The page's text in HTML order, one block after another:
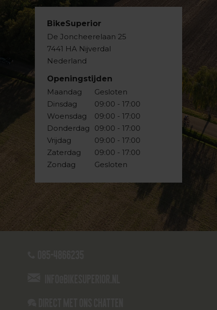
BikeSuperior
De Joncheerelaan 25
7441 HA Nijverdal
Nederland
Openingstijden
Maandag
Dinsdag
Woensdag
Donderdag
Vrijdag
Zaterdag
Zondag
Gesloten
09:00 - 17:00
09:00 - 17:00
09:00 - 17:00
09:00 - 17:00
09:00 - 17:00
Gesloten